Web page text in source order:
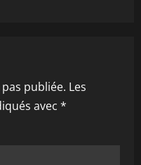
publiée. Les
avec *